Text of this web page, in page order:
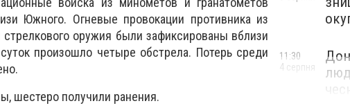
Южного. Огневые провокации противника из
оружия были зафиксированы вблизи
произошло четыре обстрела. Потерь среди
шестеро получили ранения.
11:30
4 серпня